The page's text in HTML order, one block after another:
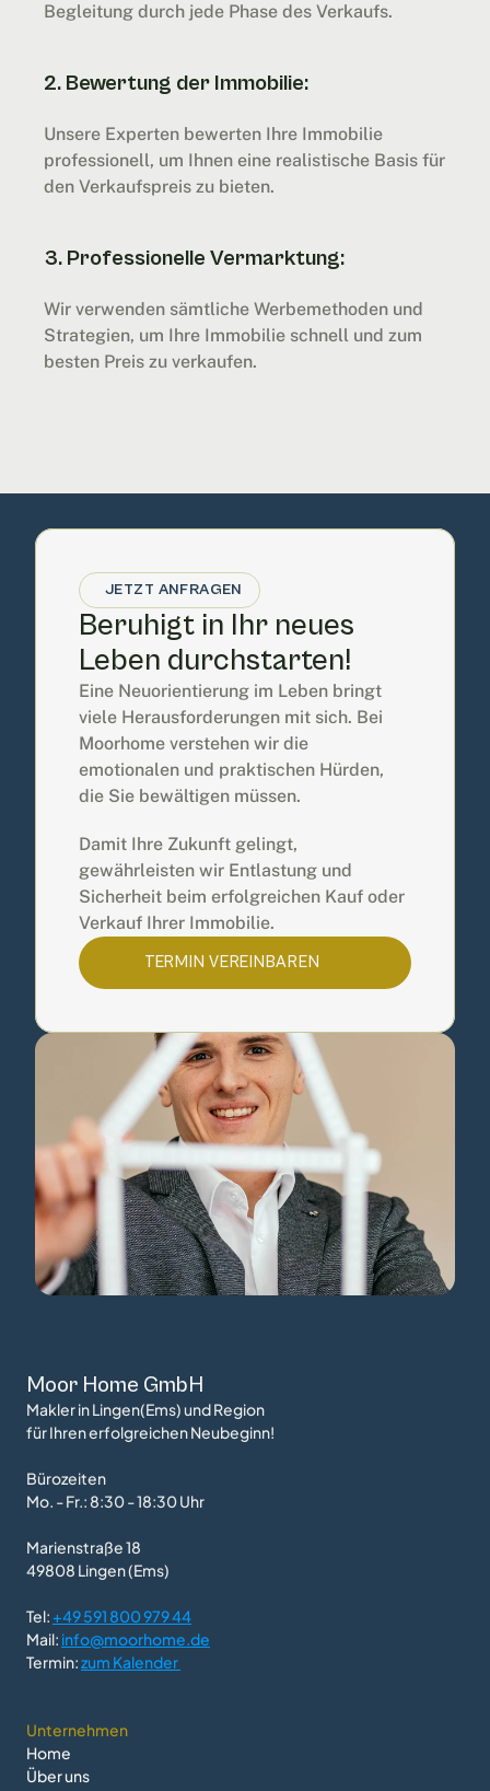
Begleitung durch jede Phase des Verkaufs.
2. Bewertung der Immobilie:
Unsere Experten bewerten Ihre Immobilie
professionell, um Ihnen eine realistische Basis für
den Verkaufspreis zu bieten.
3. Professionelle Vermarktung:
Wir verwenden sämtliche Werbemethoden und
Strategien, um Ihre Immobilie schnell und zum
besten Preis zu verkaufen.
JETZT ANFRAGEN
Beruhigt in Ihr neues
Leben durchstarten!
Eine Neuorientierung im Leben bringt
viele Herausforderungen mit sich. Bei
Moorhome verstehen wir die
emotionalen und praktischen Hürden,
die Sie bewältigen müssen.
Damit Ihre Zukunft gelingt,
gewährleisten wir Entlastung und
Sicherheit beim erfolgreichen Kauf oder
Verkauf Ihrer Immobilie.
TERMIN VEREINBAREN
Moor Home GmbH
Makler in Lingen(Ems) und Region
für Ihren erfolgreichen Neubeginn!
Bürozeiten
Mo. - Fr.: 8:30 - 18:30 Uhr
Marienstraße 18
49808 Lingen (Ems)
Tel: +49 591 800 979 44
Mail: info@moorhome.de
Termin: zum Kalender
Unternehmen
Home
Über uns